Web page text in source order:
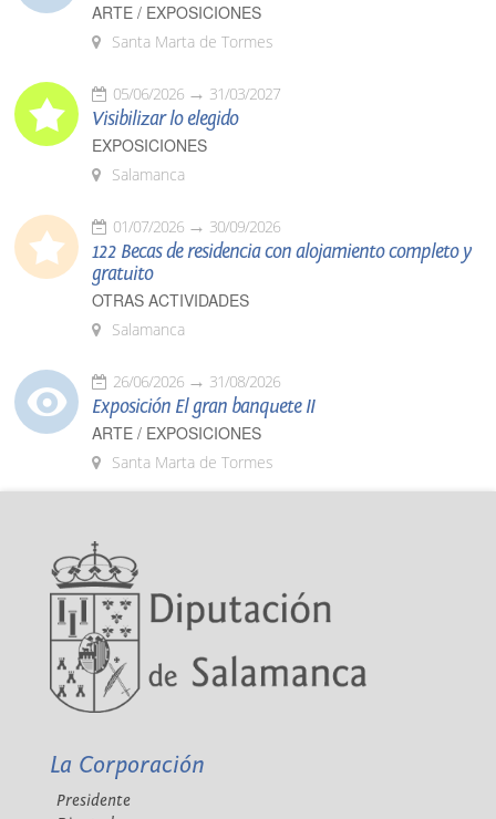
ARTE / EXPOSICIONES
Santa Marta de Tormes
05/06/2026 31/03/2027
Visibilizar lo elegido
EXPOSICIONES
Salamanca
01/07/2026 30/09/2026
122 Becas de residencia con alojamiento completo y
gratuito
OTRAS ACTIVIDADES
Salamanca
26/06/2026 31/08/2026
Exposición El gran banquete II
ARTE / EXPOSICIONES
Santa Marta de Tormes
La Corporación
Presidente